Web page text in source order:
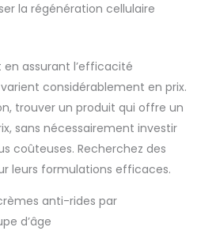
la régénération cellulaire
assurant l’efficacité
considérablement en prix.
trouver un produit qui offre un
sans nécessairement investir
coûteuses. Recherchez des
leurs formulations efficaces.
anti-rides par
d’âge